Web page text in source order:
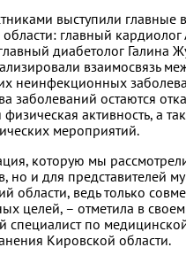
выступили
главный
диабетолог Галина
взаимосвязь
неинфекционных
заболеваний остаются
физическая активность, а
мероприятий.
которую мы
но и для представителей
области, ведь только
целей, – отметила в
специалист по
Кировской области.